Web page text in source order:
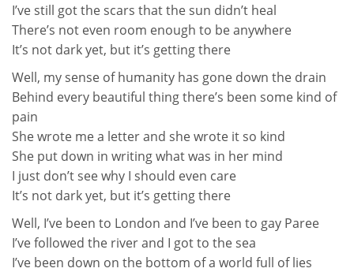
I’ve still got the scars that the sun didn’t heal
There’s not even room enough to be anywhere
It’s not dark yet, but it’s getting there
Well, my sense of humanity has gone down the drain
Behind every beautiful thing there’s been some kind of
pain
She wrote me a letter and she wrote it so kind
She put down in writing what was in her mind
I just don’t see why I should even care
It’s not dark yet, but it’s getting there
Well, I’ve been to London and I’ve been to gay Paree
I’ve followed the river and I got to the sea
I’ve been down on the bottom of a world full of lies